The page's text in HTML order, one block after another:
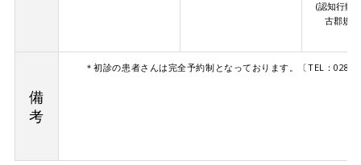
(認知行動
古郡規
備
考
＊初診の患者さんは完全予約制となっております。〔TEL：